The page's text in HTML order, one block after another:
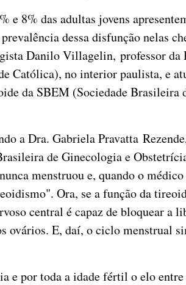
e 8% das adultas jovens
dessa disfunção nelas
Danilo Villagelin, professor da
Católica), no interior paulista, e
da SBEM (Sociedade Brasileira
a Dra. Gabriela Pravatta
de Ginecologia e
menstruou e, quando o
Ora, se a função da
central é capaz de bloquear a
ovários. E, daí, o ciclo menstrual
e por toda a idade fértil o elo entre